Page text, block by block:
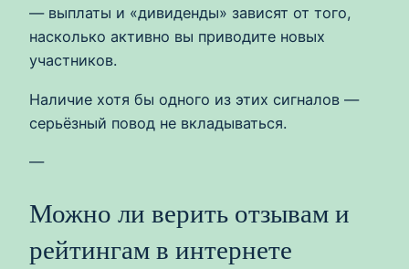
— выплаты и «дивиденды» зависят от того,
насколько активно вы приводите новых
участников.
Наличие хотя бы одного из этих сигналов —
серьёзный повод не вкладываться.
—
Можно ли верить отзывам и
рейтингам в интернете